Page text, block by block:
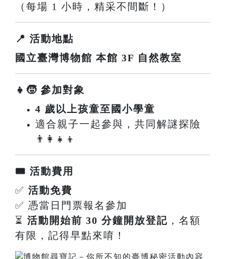
（每場 1 小時，精采不間斷！）
📍 活動地點
國立臺灣博物館 本館 3F 自然教室
👧🧒 參加對象
4 歲以上孩童至國小學童
適合親子一起參與，共同解謎探險
👨‍👩‍👧‍👦
🎟️ 活動費用
✅ 活動免費
✅ 憑當日門票報名參加
⏳ 活動開始前 30 分鐘開放登記 ，名額
有限，記得早點來唷！